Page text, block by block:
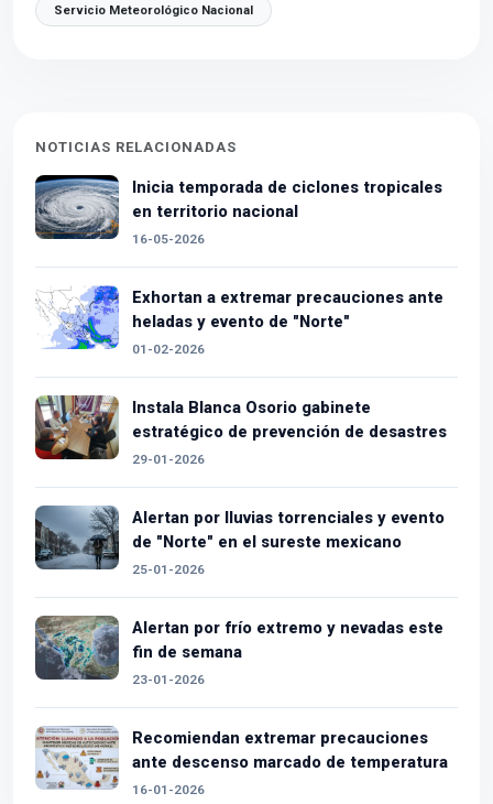
Servicio Meteorológico Nacional
NOTICIAS RELACIONADAS
Inicia temporada de ciclones tropicales
en territorio nacional
16-05-2026
Exhortan a extremar precauciones ante
heladas y evento de "Norte"
01-02-2026
Instala Blanca Osorio gabinete
estratégico de prevención de desastres
29-01-2026
Alertan por lluvias torrenciales y evento
de "Norte" en el sureste mexicano
25-01-2026
Alertan por frío extremo y nevadas este
fin de semana
23-01-2026
Recomiendan extremar precauciones
ante descenso marcado de temperatura
16-01-2026